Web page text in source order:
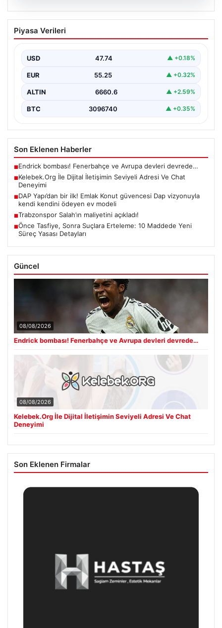
Kelebek.Org İle Dijital İletişimin Seviyeli
Adresi Ve Chat Deneyimi
iletişim oluşturması ciddi bir değer barındırmaktadır.
Halen birçok…
Piyasa Verileri
USD 47.74 ▲ +0.18%
EUR 55.25 ▲ +0.32%
ALTIN 6660.6 ▲ +2.59%
BTC 3096740 ▲ +0.35%
Son Eklenen Haberler
■Endrick bombası! Fenerbahçe ve Avrupa devleri devrede…
■Kelebek.Org İle Dijital İletişimin Seviyeli Adresi Ve Chat
Deneyimi
■DAP Yapı’dan bir ilk! Emlak Konut güvencesi Dap vizyonuyla
kendi kendini ödeyen ev modeli
■Trabzonspor Salah’ın maliyetini açıkladı!
■Önce Tasfiye, Sonra Suçlara Erteleme: 10 Maddede Yeni
Süreç Yasası Detayları
Güncel
08/08/2026
Endrick bombası! Fenerbahçe ve Avrupa devleri devrede…
08/08/2026
Kelebek.Org İle Dijital İletişimin Seviyeli Adresi Ve Chat
Deneyimi
Son Eklenen Firmalar